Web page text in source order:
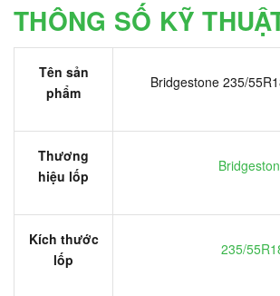
THÔNG SỐ KỸ
Tên sản
phẩm
Bridgestone 235/
Thương
hiệu lốp
Kích thước
lốp
235/